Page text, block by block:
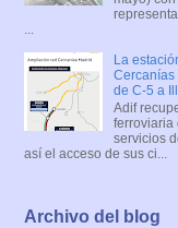
La
Cercanías
de C-5 a
Adif
ferroviaria
servicios
así el acceso de sus ci...
Archivo del blog